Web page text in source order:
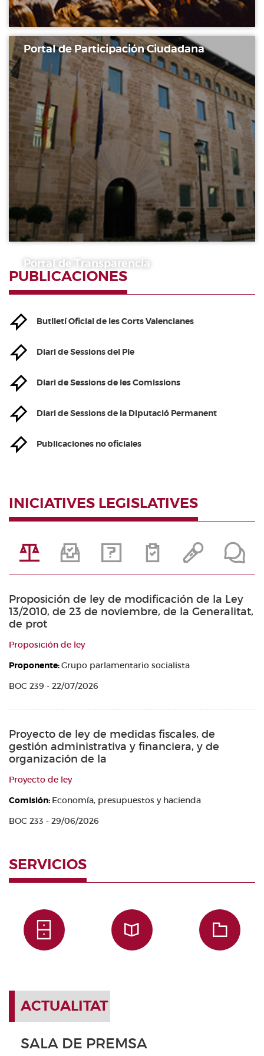
Portal de Participación Ciudadana
Portal de Transparencia
PUBLICACIONES
Butlletí Oficial de les Corts Valencianes
Diari de Sessions del Ple
Diari de Sessions de les Comissions
Diari de Sessions de la Diputació Permanent
Publicaciones no oficiales
INICIATIVES LEGISLATIVES
Proposición de ley de modificación de la Ley
13/2010, de 23 de noviembre, de la Generalitat,
de prot
Proposición de ley
Proponente:Grupo parlamentario socialista
BOC 239 - 22/07/2026
Proyecto de ley de medidas fiscales, de
gestión administrativa y financiera, y de
organización de la
Proyecto de ley
Comisión: Economía, presupuestos y hacienda
BOC 233 - 29/06/2026
SERVICIOS
ACTUALITAT
SALA DE PREMSA